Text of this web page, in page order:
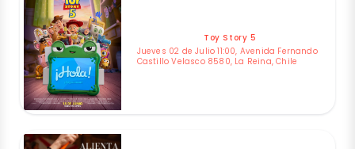
Toy Story 5
Jueves 02 de Julio 11:00, Avenida Fernando
Castillo Velasco 8580, La Reina, Chile